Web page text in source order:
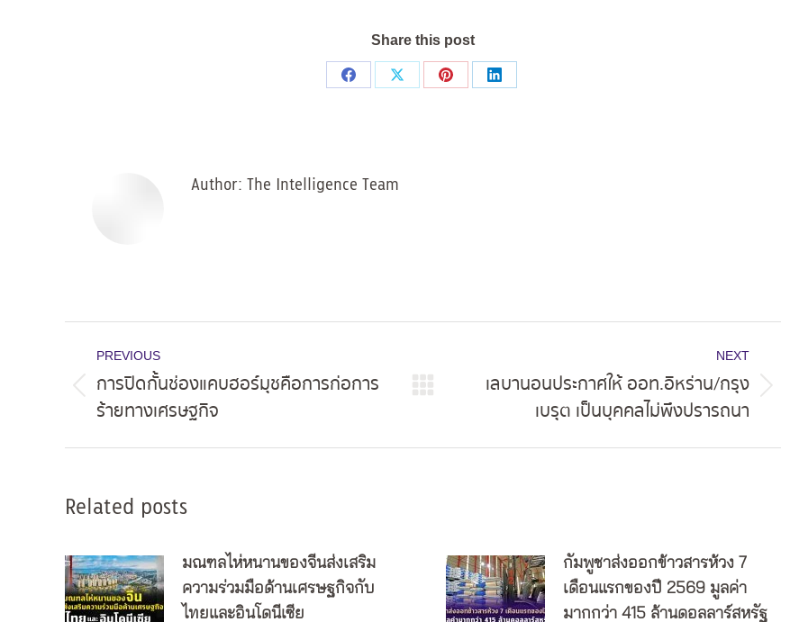
Share this post
Share
Share
Share
Share
Author: The Intelligence Team
navigation
PREVIOUS
Previous
post:
การปิดกั้นช่องแคบฮอร์มุชคือการก่อการ
ร้ายทางเศรษฐกิจ
NEXT
เลบานอนประกาศให้ ออท.อิหร่าน/กรุง
เบรุต เป็นบุคคลไม่พึงปรารถนา
Related posts
มณฑลไห่หนานของจีนส่งเสริม
ความร่วมมือด้านเศรษฐกิจกับ
ไทยและอินโดนีเซีย
กัมพูชาส่งออกข้าวสารห้วง 7
เดือนแรกของปี 2569 มูลค่า
มากกว่า 415 ล้านดอลลาร์สหรัฐ